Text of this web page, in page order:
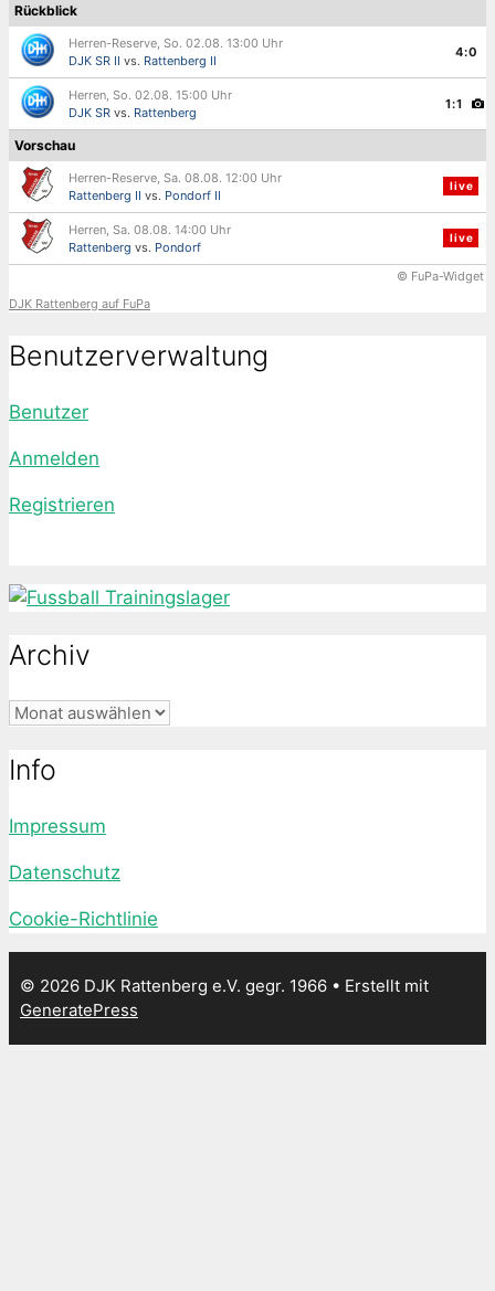
Rückblick
Herren-Reserve, So. 02.08. 13:00 Uhr
DJK SR II vs. Rattenberg II
4:0
Herren, So. 02.08. 15:00 Uhr
DJK SR vs. Rattenberg
1:1
Vorschau
Herren-Reserve, Sa. 08.08. 12:00 Uhr
Rattenberg II vs. Pondorf II
live
Herren, Sa. 08.08. 14:00 Uhr
Rattenberg vs. Pondorf
live
© FuPa-Widget
DJK Rattenberg auf FuPa
Benutzerverwaltung
Benutzer
Anmelden
Registrieren
Archiv
Archiv
Info
Impressum
Datenschutz
Cookie-Richtlinie
© 2026 DJK Rattenberg e.V. gegr. 1966 • Erstellt mit
GeneratePress